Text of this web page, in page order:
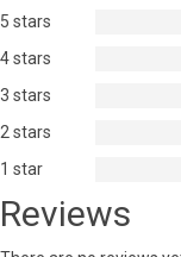
5 stars
4 stars
3 stars
2 stars
1 star
Reviews